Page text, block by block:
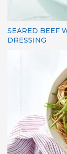
SEARED BEEF
DRESSING